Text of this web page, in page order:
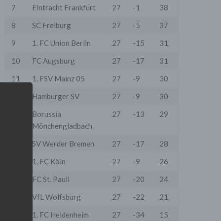
7
Eintracht Frankfurt 27 -1
38
8
SC Freiburg 27 -5
37
9
1. FC Union Berlin 27 -15
31
10
FC Augsburg 27 -17
31
11
1. FSV Mainz 05 27 -9
30
Hamburger SV 27 -9
30
Borussia
Mönchengladbach
27 -13 29
SV Werder Bremen 27 -17
28
1. FC Köln 27 -9
26
FC St. Pauli 27 -20
24
VfL Wolfsburg 27 -22
21
1. FC Heidenheim
27 -34 15